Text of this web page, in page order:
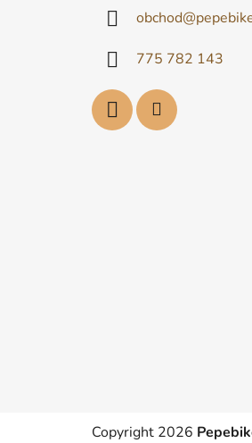
obchod@
775 782 143
Copyright 2026